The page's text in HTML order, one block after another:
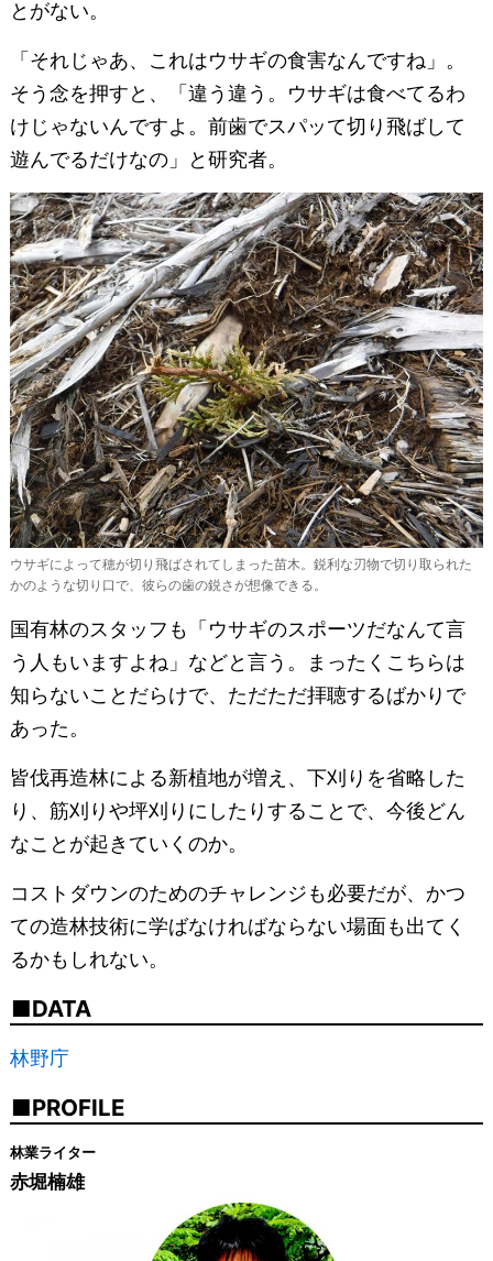
とがない。
「それじゃあ、これはウサギの食害なんですね」。
そう念を押すと、「違う違う。ウサギは食べてるわ
けじゃないんですよ。前歯でスパッて切り飛ばして
遊んでるだけなの」と研究者。
ウサギによって穂が切り飛ばされてしまった苗木。鋭利な刃物で切り取られた
かのような切り口で、彼らの歯の鋭さが想像できる。
国有林のスタッフも「ウサギのスポーツだなんて言
う人もいますよね」などと言う。まったくこちらは
知らないことだらけで、ただただ拝聴するばかりで
あった。
皆伐再造林による新植地が増え、下刈りを省略した
り、筋刈りや坪刈りにしたりすることで、今後どん
なことが起きていくのか。
コストダウンのためのチャレンジも必要だが、かつ
ての造林技術に学ばなければならない場面も出てく
るかもしれない。
DATA
林野庁
PROFILE
林業ライター
赤堀楠雄